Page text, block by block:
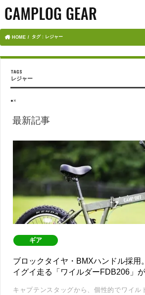
HOME タグ : レジャー
レジャー
●×
最新記事
ギア
ブロックタイヤ・BMXハンドル採用
イグイ走る「ワイルダーFDB206」が
キャプテンスタッグから、個性的でワイル